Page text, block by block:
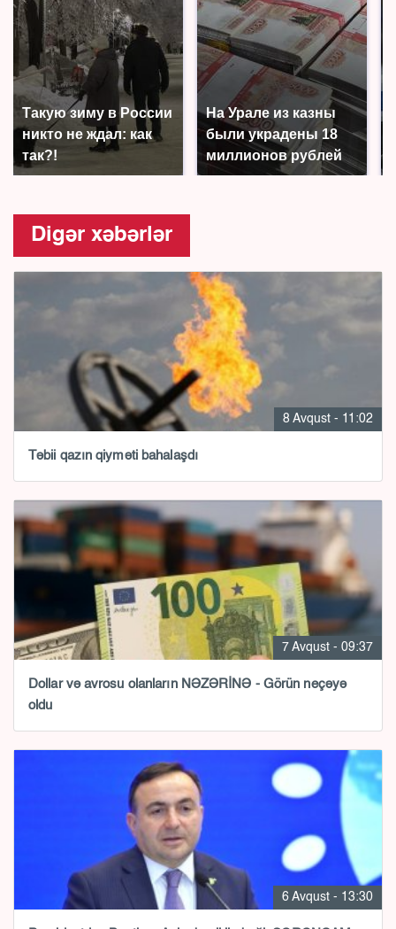
Такую зиму в России
никто не ждал: как
так?!
На Урале из казны
были украдены 18
миллионов рублей
Digər xəbərlər
8 Avqust - 11:02
Təbii qazın qiyməti bahalaşdı
7 Avqust - 09:37
Dollar və avrosu olanların NƏZƏRİNƏ - Görün neçəyə
oldu
6 Avqust - 13:30